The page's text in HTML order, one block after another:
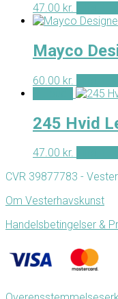
47.00 kr.
Mayco
60.00 kr.
245 Hvid
47.00 kr.
CVR 39877783 -
Om Vesterhavskunst
Handelsbetingelser &